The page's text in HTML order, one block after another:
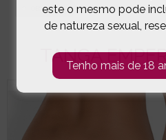
OBSESSIVE TANGA EMPERITA - NEGRO
TANGA
este o mesmo pode
de natureza sexual,
Tenho mais de 18